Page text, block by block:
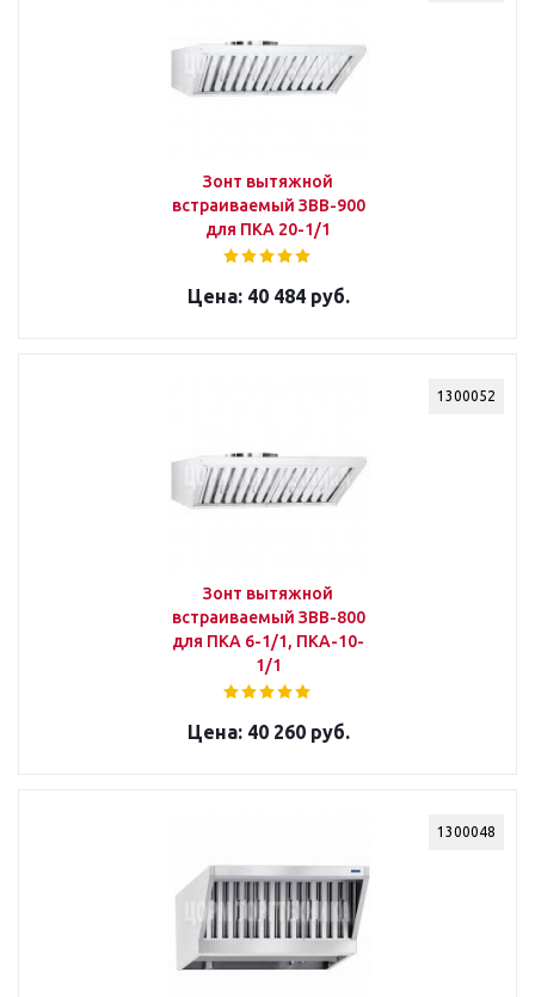
Зонт вытяжной
встраиваемый ЗВВ-900
для ПКА 20-1/1
40 484 руб.
1300052
Зонт вытяжной
встраиваемый ЗВВ-800
для ПКА 6-1/1, ПКА-10-
1/1
40 260 руб.
1300048